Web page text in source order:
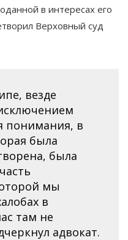
в интересах его
Верховный суд
везде
понимания, в
была
была
мы
в
там не
адвокат.